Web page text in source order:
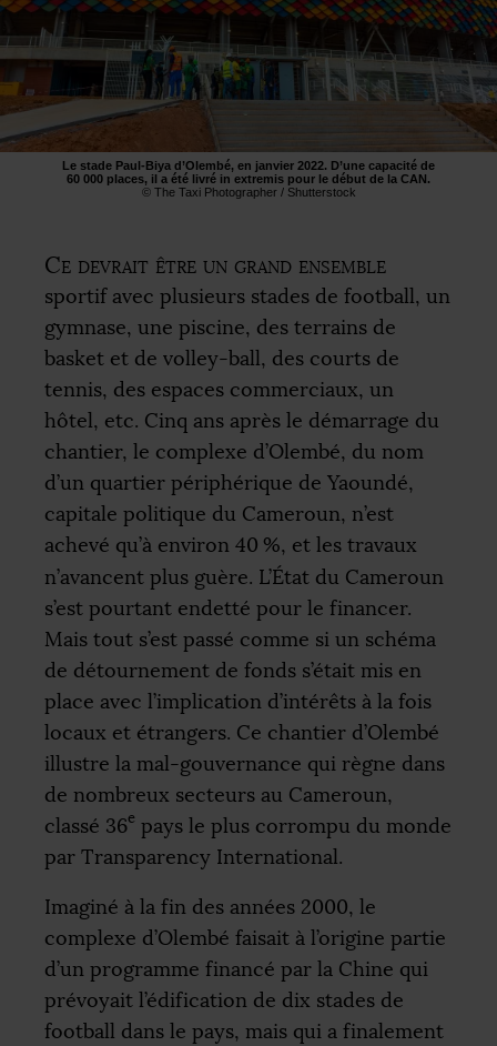
Le stade Paul-Biya d’Olembé, en janvier 2022. D’une capacité de
60 000 places, il a été livré in extremis pour le début de la CAN.
© The Taxi Photographer / Shutterstock
Ce devrait être un grand ensemble
sportif avec plusieurs stades de football, un
gymnase, une piscine, des terrains de
basket et de volley-ball, des courts de
tennis, des espaces commerciaux, un
hôtel, etc. Cinq ans après le démarrage du
chantier, le complexe d’Olembé, du nom
d’un quartier périphérique de Yaoundé,
capitale politique du Cameroun, n’est
achevé qu’à environ 40 %, et les travaux
n’avancent plus guère. L’État du Cameroun
s’est pourtant endetté pour le financer.
Mais tout s’est passé comme si un schéma
de détournement de fonds s’était mis en
place avec l’implication d’intérêts à la fois
locaux et étrangers. Ce chantier d’Olembé
illustre la mal-gouvernance qui règne dans
de nombreux secteurs au Cameroun,
classé 36e pays le plus corrompu du monde
par Transparency International.
Imaginé à la fin des années 2000, le
complexe d’Olembé faisait à l’origine partie
d’un programme financé par la Chine qui
prévoyait l’édification de dix stades de
football dans le pays, mais qui a finalement